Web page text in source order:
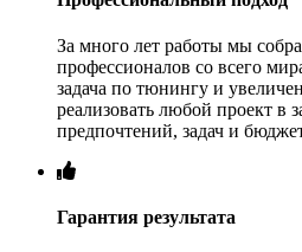
За много лет работы мы
профессионалов со всего
задача по тюнингу и
реализовать любой проект в
предпочтений, задач и
Гарантия результата